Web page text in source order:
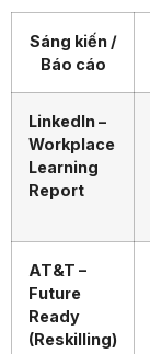
Sáng kiến /
Báo cáo
LinkedIn –
Workplace
Learning
Report
AT&T –
Future
Ready
(Reskilling)